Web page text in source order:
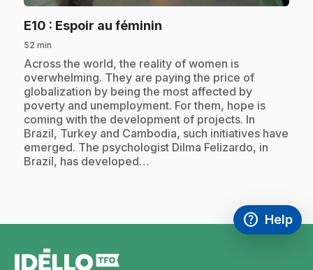
E10 : Espoir au féminin
52 min
.Across the world, the reality of women is
overwhelming. They are paying the price of
globalization by being the most affected by
poverty and unemployment. For them, hope is
coming with the development of projects. In
Brazil, Turkey and Cambodia, such initiatives have
emerged. The psychologist Dilma Felizardo, in
Brazil, has developed…
help
Access
Help
,This link